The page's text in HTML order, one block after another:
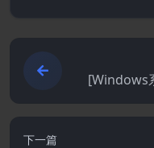
[Windows
下一篇